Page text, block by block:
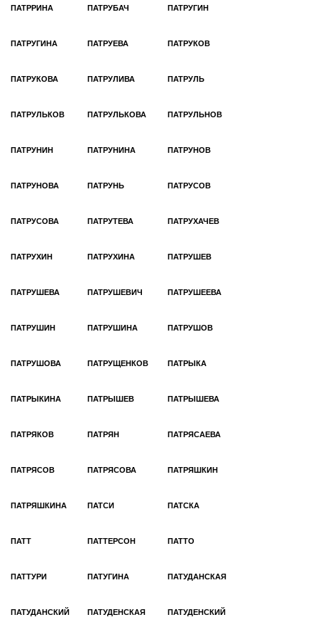
ПАТРРИНА ПАТРУБАЧ ПАТРУГИН
ПАТРУГИНА ПАТРУЕВА ПАТРУКОВ
ПАТРУКОВА ПАТРУЛИВА ПАТРУЛЬ
ПАТРУЛЬКОВ ПАТРУЛЬКОВА ПАТРУЛЬНОВ
ПАТРУНИН ПАТРУНИНА ПАТРУНОВ
ПАТРУНОВА ПАТРУНЬ ПАТРУСОВ
ПАТРУСОВА ПАТРУТЕВА ПАТРУХАЧЕВ
ПАТРУХИН ПАТРУХИНА ПАТРУШЕВ
ПАТРУШЕВА ПАТРУШЕВИЧ ПАТРУШЕЕВА
ПАТРУШИН ПАТРУШИНА ПАТРУШОВ
ПАТРУШОВА ПАТРУЩЕНКОВ ПАТРЫКА
ПАТРЫКИНА ПАТРЫШЕВ ПАТРЫШЕВА
ПАТРЯКОВ ПАТРЯН ПАТРЯСАЕВА
ПАТРЯСОВ ПАТРЯСОВА ПАТРЯШКИН
ПАТРЯШКИНА ПАТСИ ПАТСКА
ПАТТ ПАТТЕРСОН ПАТТО
ПАТТУРИ ПАТУГИНА ПАТУДАНСКАЯ
ПАТУДАНСКИЙ ПАТУДЕНСКАЯ ПАТУДЕНСКИЙ